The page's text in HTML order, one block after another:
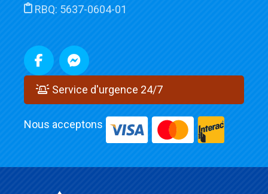
RBQ: 5637-0604-01
Service d'urgence 24/7
Nous acceptons